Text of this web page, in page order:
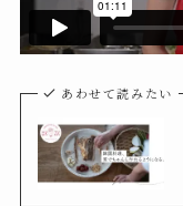
あわせて読みたい